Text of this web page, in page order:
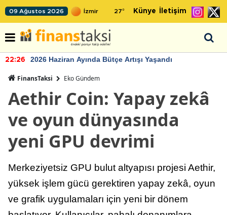
09 Ağustos 2026 27° Künye İletişim
22:26 2026 Haziran Ayında Bütçe Artışı Yaşandı
FinansTaksi Eko Gündem
Aethir Coin: Yapay zekâ
ve oyun dünyasında
yeni GPU devrimi
Merkeziyetsiz GPU bulut altyapısı projesi Aethir,
yüksek işlem gücü gerektiren yapay zekâ, oyun
ve grafik uygulamaları için yeni bir dönem